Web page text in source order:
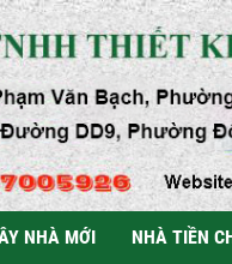
NHÀ MỚI NHÀ TIỀN